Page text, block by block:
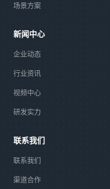
场景方案
新闻中心
企业动态
行业资讯
视频中心
研发实力
联系我们
联系我们
渠道合作